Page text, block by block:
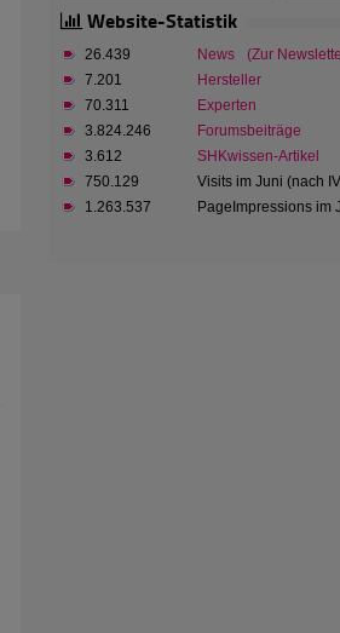
Website-Statistik
26.439 News
(Zur
7.201
Hersteller
70.311
Experten
3.824.246
Forumsbeiträge
3.612
SHKwissen-Artikel
750.129
Visits im Juni (nach
1.263.537
PageImpressions im